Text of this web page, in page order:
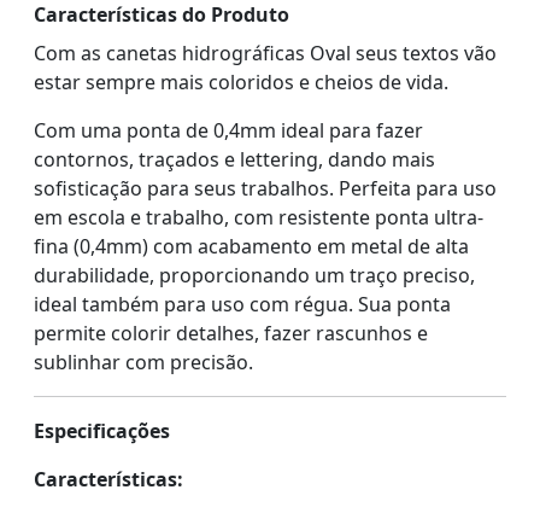
Características do Produto
Com as canetas hidrográficas Oval seus textos vão
estar sempre mais coloridos e cheios de vida.
Com uma ponta de 0,4mm ideal para fazer
contornos, traçados e lettering, dando mais
sofisticação para seus trabalhos. Perfeita para uso
em escola e trabalho, com resistente ponta ultra-
fina (0,4mm) com acabamento em metal de alta
durabilidade, proporcionando um traço preciso,
ideal também para uso com régua. Sua ponta
permite colorir detalhes, fazer rascunhos e
sublinhar com precisão.
Especificações
Características: